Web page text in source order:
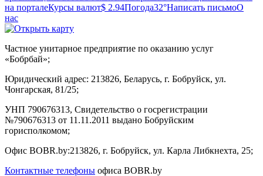
на порталеКурсы валют$ 2.94Погода32°Написать письмоО
нас
Частное унитарное предприятие по оказанию услуг
«Бобрбай»;
Юридический адрес: 213826, Беларусь, г. Бобруйск, ул.
Чонгарская, 81/25;
УНП 790676313, Свидетельство о госрегистрации
№790676313 от 11.11.2011 выдано Бобруйским
горисполкомом;
Офис BOBR.by:213826, г. Бобруйск, ул. Карла Либкнехта, 25;
Контактные телефоны офиса BOBR.by